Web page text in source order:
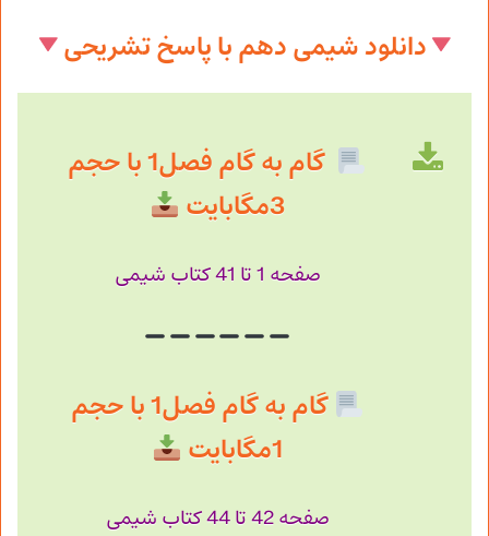
دانلود شیمی دهم با پاسخ تشریحی
گام به گام فصل1 با حجم
3مگابایت
صفحه 1 تا 41 کتاب شیمی
گام به گام فصل1 با حجم
1مگابایت
صفحه 42 تا 44 کتاب شیمی